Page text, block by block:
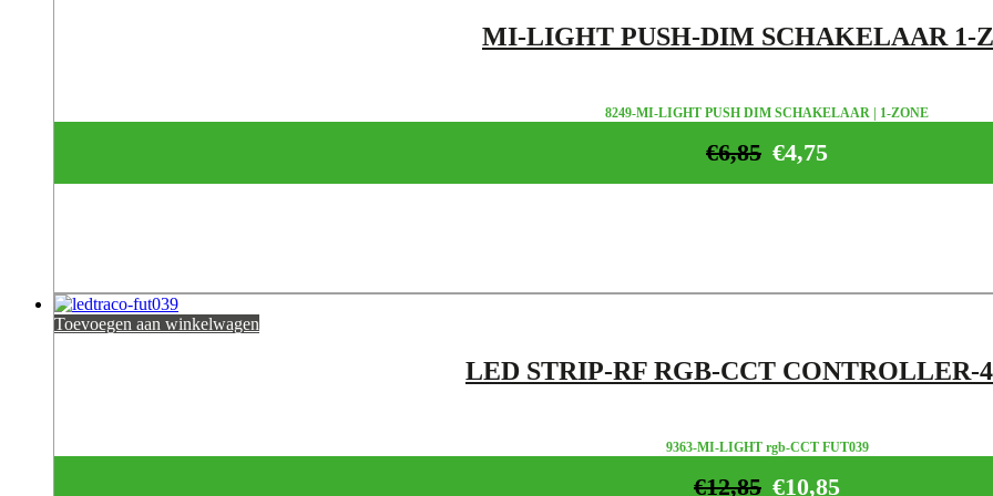
MI-LIGHT PUSH-DIM SCHAKELAAR 1-
8249-MI-LIGHT PUSH DIM SCHAKELAAR | 1-ZONE
€4,75
€6,85
Toevoegen aan winkelwagen
LED STRIP-RF RGB-CCT CONTROLLER-
9363-MI-LIGHT rgb-CCT FUT039
€10,85
€12,85